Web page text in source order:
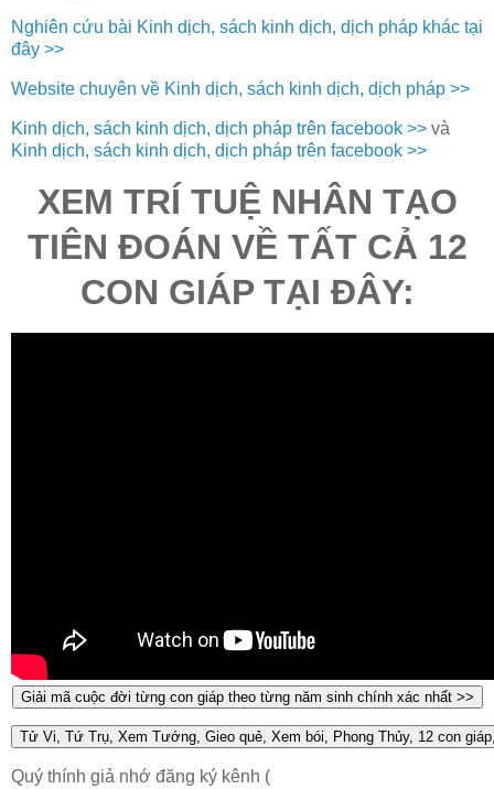
Nghiên cứu bài Kinh dịch, sách kinh dịch, dịch pháp khác tại
đây >>
Website chuyên về Kinh dịch, sách kinh dịch, dịch pháp >>
Kinh dịch, sách kinh dịch, dịch pháp trên facebook >> và
Kinh dịch, sách kinh dịch, dịch pháp trên facebook >>
XEM TRÍ TUỆ NHÂN TẠO
TIÊN ĐOÁN VỀ TẤT CẢ 12
CON GIÁP TẠI ĐÂY:
Quý thính giả nhớ đăng ký kênh (